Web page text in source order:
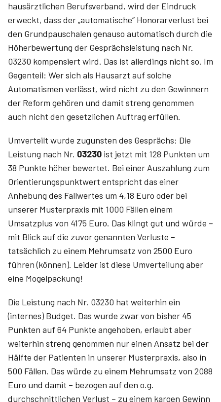
haus­ärztlichen Berufsverband, wird der Eindruck
erweckt, dass der „automatische“ Honorarverlust bei
den Grundpauschalen genauso automatisch durch die
Höherbewertung der Gesprächsleistung nach Nr.
03230 kompensiert wird. Das ist allerdings nicht so. Im
Gegenteil: Wer sich als Hausarzt auf solche
Automatismen verlässt, wird nicht zu den Gewinnern
der Reform gehören und damit streng genommen
auch nicht den gesetzlichen Auftrag erfüllen.
Umverteilt wurde zugunsten des Gesprächs: Die
Leistung nach Nr. 03230 ist jetzt mit 128 Punkten um
38 Punkte höher bewertet. Bei einer Auszahlung zum
Orientierungspunktwert entspricht das einer
Anhebung des Fallwertes um 4,18 Euro oder bei
unserer Musterpraxis mit 1000 Fällen einem
Umsatzplus von 4175 Euro. Das klingt gut und würde –
mit Blick auf die zuvor genannten Verluste –
tatsächlich zu einem Mehrumsatz von 2500 Euro
führen (können). Leider ist diese Umverteilung aber
eine Mogelpackung!
Die Leistung nach Nr. 03230 hat weiterhin ein
(internes) Budget. Das wurde zwar von bisher 45
Punkten auf 64 Punkte angehoben, erlaubt aber
weiterhin streng genommen nur einen Ansatz bei der
Hälfte der Patienten in unserer Musterpraxis, also in
500 Fällen. Das würde zu einem Mehrumsatz von 2088
Euro und damit – bezogen auf den o.g.
durchschnittlichen Verlust – zu einem kargen Gewinn